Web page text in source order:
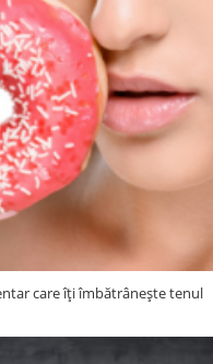
care îți îmbătrânește tenul